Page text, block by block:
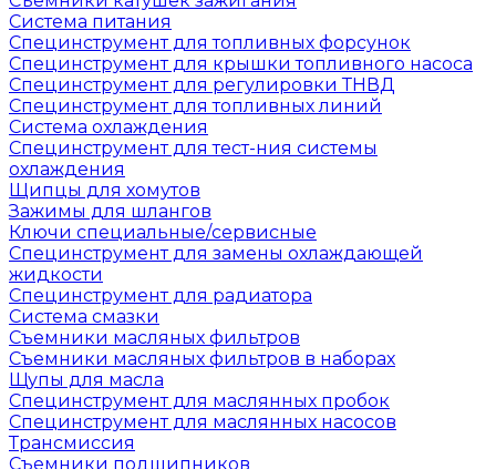
Система питания
Специнструмент для топливных форсунок
Специнструмент для крышки топливного насоса
Специнструмент для регулировки ТНВД
Специнструмент для топливных линий
Система охлаждения
Специнструмент для тест-ния системы
охлаждения
Щипцы для хомутов
Зажимы для шлангов
Ключи специальные/сервисные
Специнструмент для замены охлаждающей
жидкости
Специнструмент для радиатора
Система смазки
Съемники масляных фильтров
Съемники масляных фильтров в наборах
Щупы для масла
Специнструмент для маслянных пробок
Специнструмент для маслянных насосов
Трансмиссия
Съемники подшипников